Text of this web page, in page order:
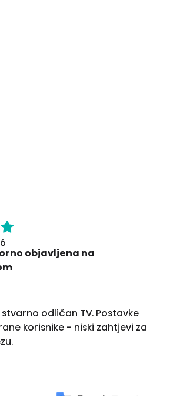
objavljena na
odličan TV. Postavke
korisnike - niski zahtjevi za